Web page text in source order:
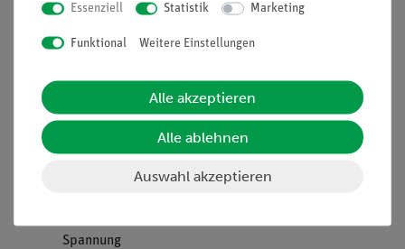
Entferner
03
Kompaktwaage, AE
ADA-CB-
Bunsenstativ, 210 x
130 mm, h = 750 mm
37694-
00
Spannung
Essenziell Statistik Marketing
Funktional Weitere Einstellungen
Alle akzeptieren
Alle ablehnen
Auswahl akzeptieren